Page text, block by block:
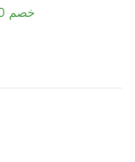
خصم 20% علي سعر عمود سلوتيب عريض (6 بكره)